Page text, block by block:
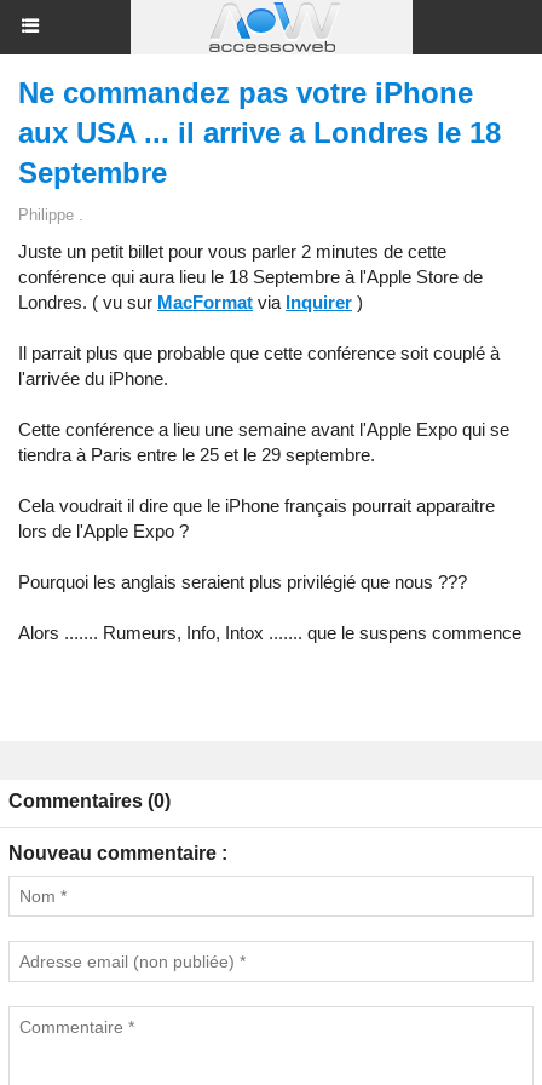
Ne commandez pas votre iPhone
aux USA ... il arrive a Londres le 18
Septembre
Philippe .
Juste un petit billet pour vous parler 2 minutes de cette
conférence qui aura lieu le 18 Septembre à l'Apple Store de
Londres. ( vu sur MacFormat via Inquirer )
Il parrait plus que probable que cette conférence soit couplé à
l'arrivée du iPhone.
Cette conférence a lieu une semaine avant l'Apple Expo qui se
tiendra à Paris entre le 25 et le 29 septembre.
Cela voudrait il dire que le iPhone français pourrait apparaitre
lors de l'Apple Expo ?
Pourquoi les anglais seraient plus privilégié que nous ???
Alors ....... Rumeurs, Info, Intox ....... que le suspens commence
Commentaires (0)
Nouveau commentaire :